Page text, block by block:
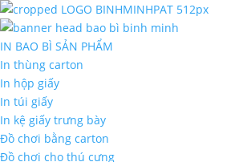
IN BAO BÌ SẢN PHẨM
In thùng carton
In hộp giấy
In túi giấy
In kệ giấy trưng bày
Đồ chơi bằng carton
Đồ chơi cho thú cưng